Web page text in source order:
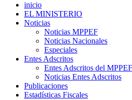
inicio
EL MINISTERIO
Noticias
Noticias MPPEF
Noticias Nacionales
Especiales
Entes Adscritos
Entes Adscritos del MPPEF
Noticias Entes Adscritos
Publicaciones
Estadísticas Fiscales